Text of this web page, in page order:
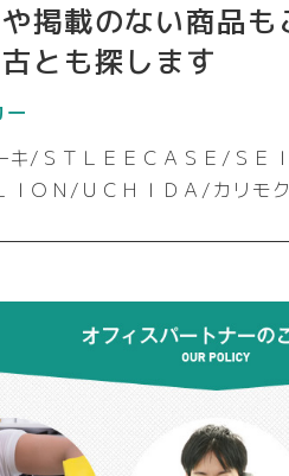
掲載のない商品も
とも探します
キ/ＳＴＬＥＥＣＡＳＥ/ＳＥ
ＩＯＮ/ＵＣＨＩＤＡ/カリ